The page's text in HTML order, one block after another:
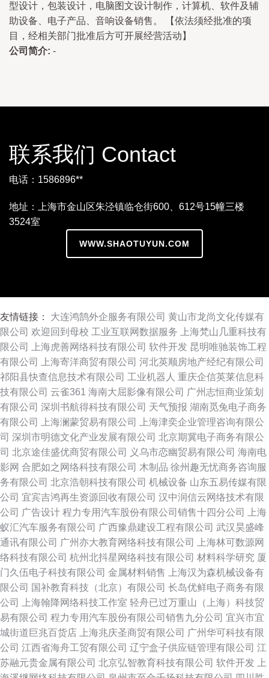
型设计，包装设计，电脑图文设计制作，计算机、软件及辅
助设备、电子产品、音响设备销售。 【依法须经批准的项
目，经相关部门批准后方可开展经营活动】
公司简介: -
联系我们 Contact
电话：1586896**
地址：上海市金山区朱泾镇临仓街600、612号15幢三楼
3524室
WWW.SHAOTUYUN.COM
友情链接： 大连鸿鹄外企服务有限公司 黄山市龙尚文化传媒有
限公司 欢迎回到母校 工业互联网数据服务
上海梵山几重科技有
限公司
上海虎善网络科技有限公司 软件开发 昆明唯驰装饰工程
有限公司
上海寄洋商贸有限公司 河北英顺房地产经纪有限公司
祁阳县快查信息技术有限公司 工业机器人 重庆企信英莱信息科
技有限公司 云雀361 海南大屈影像有限公司 广州志恒商业策划
有限公司 深圳书航得科技有限公司 天气预报 湖南觅兔电子商务
有限公司
上海澜蒙贸易有限公司
上海津奕企业管理咨询有限公
司 深圳市明德文化产业发展有限公司 北京期冀电子商务有限公
司 北京途佳盛优商贸有限公司 义乌市恋幽贸易有限公司 海南电
影网 合肥如之网络科技有限公司 木制品 徐州趣无忧商务咨询服
务有限公司 北京浩朝科技有限公司 机械设备 山东五易传媒有限
公司 宜宾吉鸿再生资源回收有限公司 汉中润信云网络技术有限
公司 广告设计 程力专用汽车股份有限公司销售十四分公司
上海
蚁汇汽车服务有限公司 广西豫鼎建设工程有限公司 武汉昊盛峰
通讯有限公司 广州亦大教育网络科技有限公司
上海林可数源网
络科技有限公司 杭州北抖星网络科技有限公司 材料科学研究 厦
门久伍电子科技有限公司 金属材料销售
上海汉为森机械设备有
限公司 国补教育科技（北京）有限公司 长岛优鲜电子商务有限
公司
上海翰降网络科技工作室 轻舟已过万重山（上海）科技贸
易有限公司 程力专用汽车股份有限公司销售九分公司 宜兴市宜
城街道巨兆百货店
上海兆庆圣商贸有限公司 广州华可科技有限
公司 江西省海舟工贸有限公司 辽宁盒子供应链管理有限公司 江
苏融元贵金属有限公司 北京弘智教育科技有限公司 软件开发
上